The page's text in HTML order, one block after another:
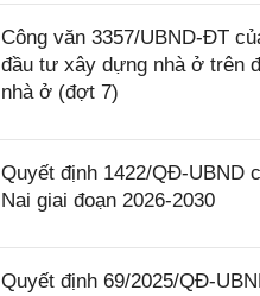
Công văn 3357/UBND-ĐT
đầu tư xây dựng nhà ở trên
nhà ở (đợt 7)
Quyết định 1422/QĐ-UBND
Nai giai đoạn 2026-2030
Quyết định 69/2025/QĐ-